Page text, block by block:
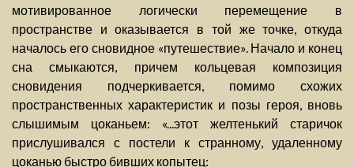
мотивированное логически перемещение в
пространстве и оказывается в той же точке, откуда
началось его сновидное «путешествие». Начало и конец
сна смыкаются, причем кольцевая композиция
сновидения подчеркивается, помимо схожих
пространственных характеристик и позы героя, вновь
слышимым цоканьем: «...этот желтенький старичок
прислушивался с постели к странному, удаленному
цоканью быстро бивших копытец: